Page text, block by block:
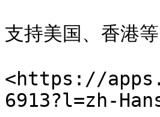
支持美国、香港
<https://
6913?l=zh-